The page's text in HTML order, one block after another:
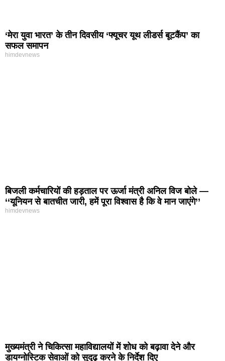
‘मेरा युवा भारत’ के तीन दिवसीय ‘फ्यूचर यूथ लीडर्स बूटकैंप’ का
सफल समापन
himdevnews
बिजली कर्मचारियों की हड़ताल पर ऊर्जा मंत्री अनिल विज बोले —
‘‘यूनियन से बातचीत जारी, हमें पूरा विश्वास है कि वे मान जाएंगे’’
himdevnews
मुख्यमंत्री ने चिकित्सा महाविद्यालयों में शोध को बढ़ावा देने और
डायग्नोस्टिक सेवाओं को सुदृढ़ करने के निर्देश दिए